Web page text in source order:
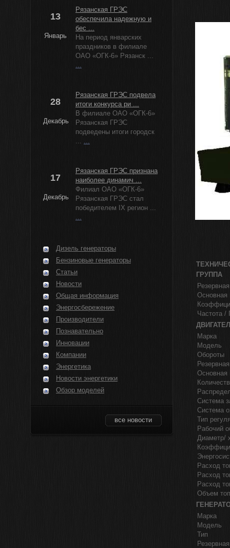
13
Январь
Рязанская ГРЭС
обеспечила надежную и
бес ...
На период январских
праздников в филиале
ОАО «ОГК-6» Рязанск ...
...
28
Декабрь
Рязанская ГРЭС подвела
итоги конкурса ри ...
В филиале ОАО «ОГК-6»
Рязанская ГРЭС
подведены итоги городск
... ...
17
Декабрь
Рязанская ГРЭС признана
наиболее динамич ...
Филиал ОАО «ОГК-6»
Рязанская ГРЭС стал
победителем IX регион ...
...
Дизель генераторы
Бензиновые генераторы
Статьи
Новости
Общая информация
Энергосбережение
Производители
Познавательно
Инновации
Компании
Энергетика
Новости энергетики
Обзор моделей
все новости
ГРУППА
Основная
Частота /
Марка
Модель
Обороты
Основная
Система
Система
Тип
Рабочий
Диаметр/
Расход
Расход
Расход
Объем
Марка
Модель
Тип